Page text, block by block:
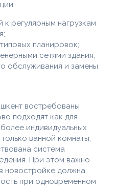
к регулярным нагрузкам
планировок;
сетями здания;
обслуживания и замены
востребованы
подходят как для
индивидуальных
ванной комнаты,
система
При этом важно
новостройке должна
при одновременном